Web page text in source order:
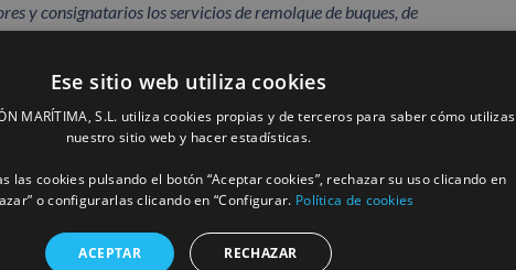
y consignatarios los servicios de remolque de buques, de
celebrarlo con esta exposición al gran público, nos da la ocasión
una particular vinculación con nuestros remolcadores”,
Facebook
Ese sitio web utiliza cookies
MARÍTIMA, S.L. utiliza cookies propias y de terceros para saber cómo utilizas
nuestro sitio web y hacer estadísticas.
las cookies pulsando el botón “Aceptar cookies”, rechazar su uso clicando en
o configurarlas clicando en “Configurar. Política de cookies
ACEPTAR RECHAZAR